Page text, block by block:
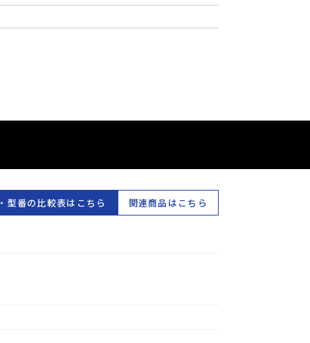
型番の比較表はこちら 関連商品はこちら